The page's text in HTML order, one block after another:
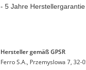
- 5 Jahre Herstellergarantie
Hersteller gemäß GPSR
Ferro S.A., Przemyslowa 7,